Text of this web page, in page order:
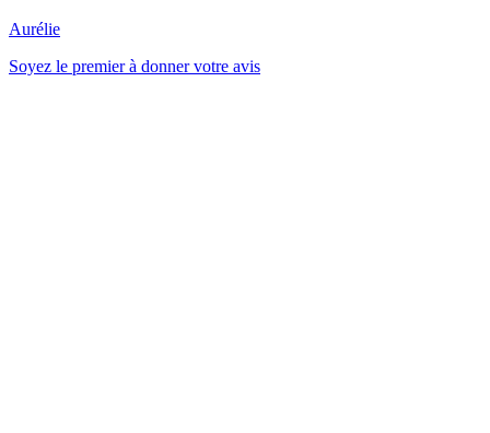
Aurélie
Soyez le premier à donner votre avis